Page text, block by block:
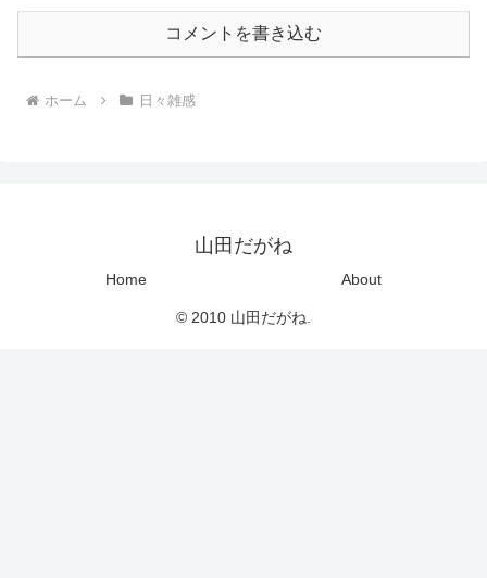
コメントを書き込む
ホーム 日々雑感
山田だがね
Home About
© 2010 山田だがね.